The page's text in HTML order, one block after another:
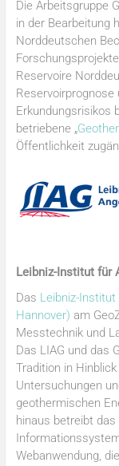
Die Arbeitsgruppe
in der Bearbeitung
Norddeutschen
Reservoire
Erkundungsrisikos
betriebene „
Öffentlichkeit
Leibniz-Institut für
Das Leibniz-Institut
Hannover) am
Messtechnik und
Das LIAG und das
Tradition in
Untersuchungen
geothermischen
hinaus betreibt
Webanwendung,